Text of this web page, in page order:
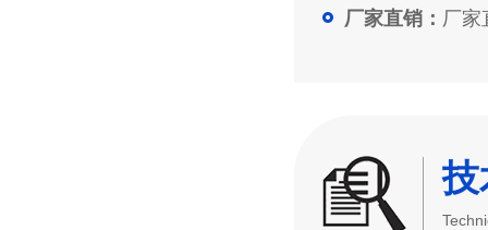
厂家直销： 厂家